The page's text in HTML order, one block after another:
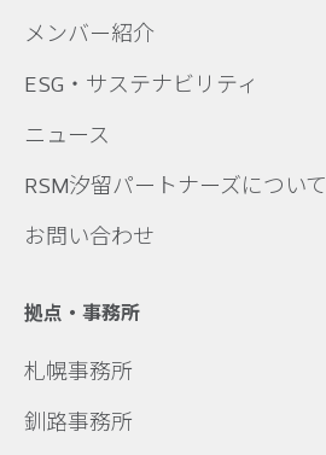
メンバー紹介
ESG・サステナビリティ
ニュース
RSM汐留パートナーズについて
お問い合わせ
拠点・事務所
札幌事務所
釧路事務所